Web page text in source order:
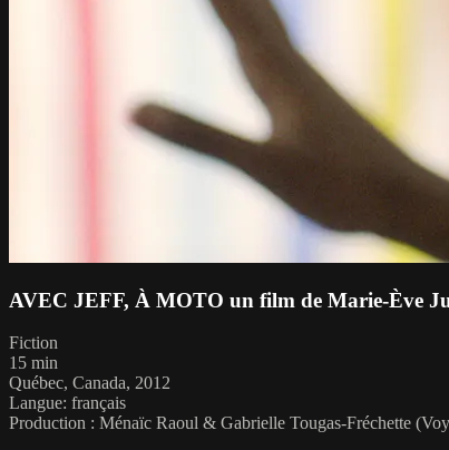
AVEC JEFF, À MOTO un film de Marie-Ève
Fiction
15 min
Québec, Canada, 2012
Langue: français
Production : Ménaïc Raoul & Gabrielle Tougas-Fréchette